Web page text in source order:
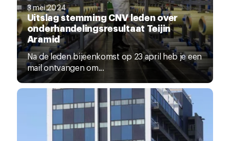
3 mei 2024
Uitslag stemming CNV leden over
onderhandelingsresultaat Teijin
Aramid
Na de leden bijeenkomst op 23 april heb je een
mail ontvangen om...